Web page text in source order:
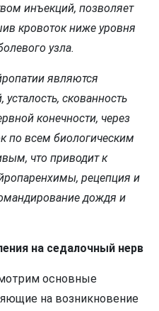
инъекций, позволяет
кровоток ниже уровня
узла.
являются
скованность
конечности, через
по всем биологическим
что приводит к
рецепция и
дождя и
на седалочный нерв
основные
на возникновение